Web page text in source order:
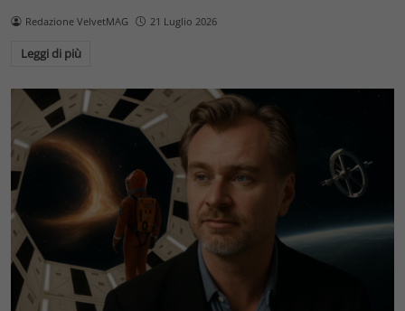
Redazione VelvetMAG 21 Luglio 2026
Leggi di più